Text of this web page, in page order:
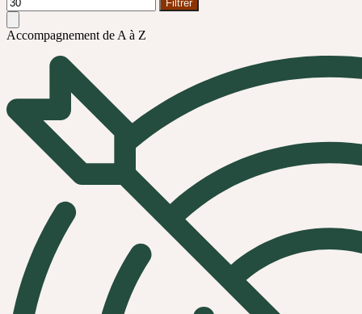
Filtrer
Accompagnement de A à Z